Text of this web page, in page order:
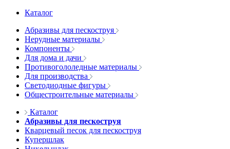
Каталог
Абразивы для пескоструя
Нерудные материалы
Компоненты
Для дома и дачи
Противогололедные материалы
Для производства
Светодиодные фигуры
Общестроительные материалы
Каталог
Абразивы для пескоструя
Кварцевый песок для пескоструя
Купершлак